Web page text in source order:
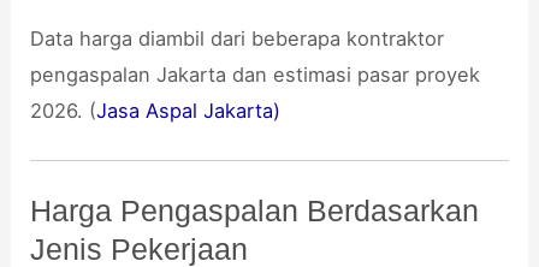
Data harga diambil dari beberapa kontraktor
pengaspalan Jakarta dan estimasi pasar proyek
2026. (Jasa Aspal Jakarta)
Harga Pengaspalan Berdasarkan
Jenis Pekerjaan